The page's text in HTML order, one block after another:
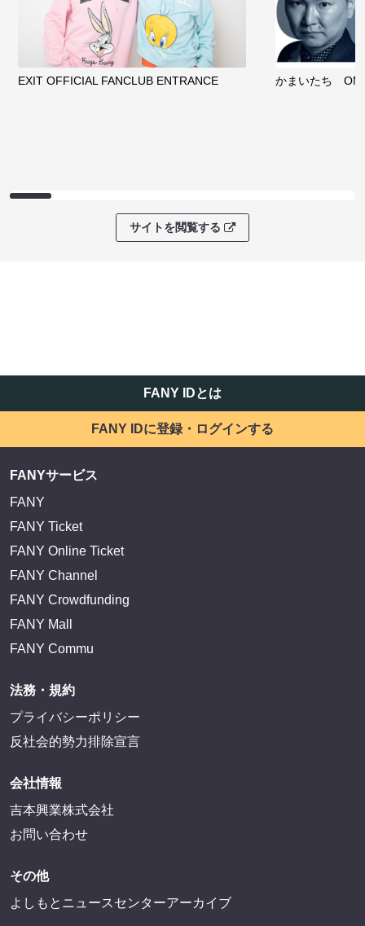
クラウドファンディング
FANYサービス
FANY Ticket
FANY Online Ticket
FANY Channel
FANY Mall
FANY Commu